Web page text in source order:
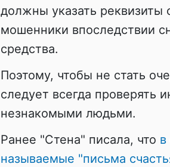
должны указать реквизиты
мошенники впоследствии
средства.
Поэтому, чтобы не стать
следует всегда проверять
незнакомыми людьми.
Ранее "Стена" писала, что в
называемые "письма